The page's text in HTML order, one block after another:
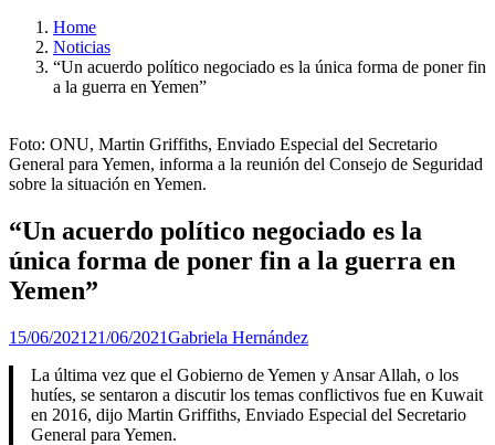
Home
Noticias
“Un acuerdo político negociado es la única forma de poner fin
a la guerra en Yemen”
Foto: ONU, Martin Griffiths, Enviado Especial del Secretario
General para Yemen, informa a la reunión del Consejo de Seguridad
sobre la situación en Yemen.
“Un acuerdo político negociado es la
única forma de poner fin a la guerra en
Yemen”
15/06/2021 21/06/2021Gabriela Hernández
La última vez que el Gobierno de Yemen y Ansar Allah, o los
hutíes, se sentaron a discutir los temas conflictivos fue en Kuwait
en 2016, dijo Martin Griffiths, Enviado Especial del Secretario
General para Yemen.